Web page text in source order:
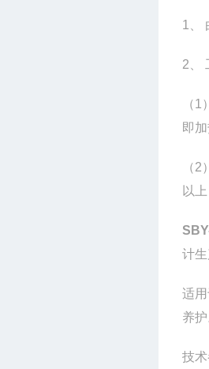
1、
2、
（
即
（
以
计
适
养
技